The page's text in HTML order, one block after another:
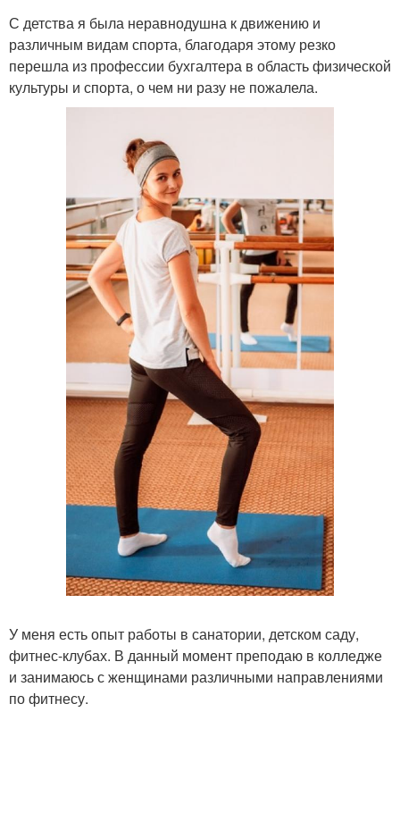
С детства я была неравнодушна к движению и
различным видам спорта, благодаря этому резко
перешла из профессии бухгалтера в область физической
культуры и спорта, о чем ни разу не пожалела.
У меня есть опыт работы в санатории, детском саду,
фитнес-клубах. В данный момент преподаю в колледже
и занимаюсь с женщинами различными направлениями
по фитнесу.